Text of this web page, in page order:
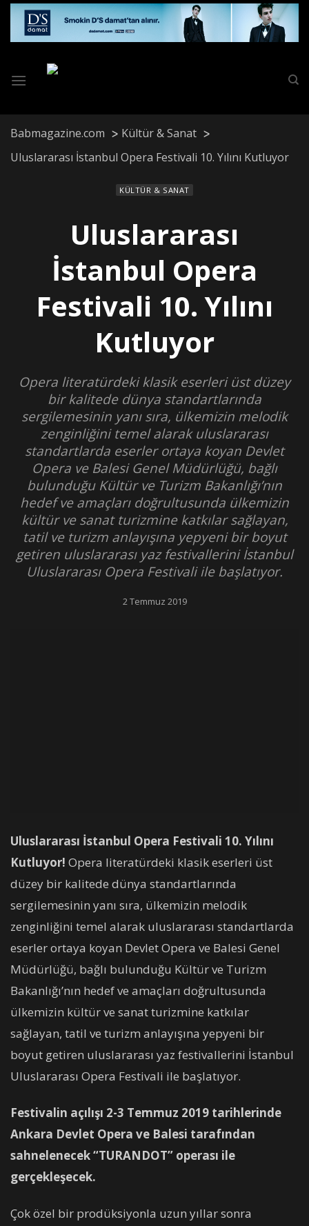
Skip
content
Babmagazine.com
Kültür & Sanat
Uluslararası İstanbul Opera Festivali 10. Yılını Kutluyor
KÜLTÜR & SANAT
Uluslararası
İstanbul Opera
Festivali 10. Yılını
Kutluyor
Opera literatürdeki klasik eserleri üst düzey
bir kalitede dünya standartlarında
sergilemesinin yanı sıra, ülkemizin melodik
zenginliğini temel alarak uluslararası
standartlarda eserler ortaya koyan Devlet
Opera ve Balesi Genel Müdürlüğü, bağlı
bulunduğu Kültür ve Turizm Bakanlığı’nın
hedef ve amaçları doğrultusunda ülkemizin
kültür ve sanat turizmine katkılar sağlayan,
tatil ve turizm anlayışına yepyeni bir boyut
getiren uluslararası yaz festivallerini İstanbul
Uluslararası Opera Festivali ile başlatıyor.
2 Temmuz 2019
Uluslararası İstanbul Opera Festivali 10. Yılını
Kutluyor! Opera literatürdeki klasik eserleri üst
düzey bir kalitede dünya standartlarında
sergilemesinin yanı sıra, ülkemizin melodik
zenginliğini temel alarak uluslararası standartlarda
eserler ortaya koyan Devlet Opera ve Balesi Genel
Müdürlüğü, bağlı bulunduğu Kültür ve Turizm
Bakanlığı’nın hedef ve amaçları doğrultusunda
ülkemizin kültür ve sanat turizmine katkılar
sağlayan, tatil ve turizm anlayışına yepyeni bir
boyut getiren uluslararası yaz festivallerini İstanbul
Uluslararası Opera Festivali ile başlatıyor.
Festivalin açılışı 2-3 Temmuz 2019 tarihlerinde
Ankara Devlet Opera ve Balesi tarafından
sahnelenecek “TURANDOT” operası ile
gerçekleşecek.
Çok özel bir prodüksiyonla uzun yıllar sonra